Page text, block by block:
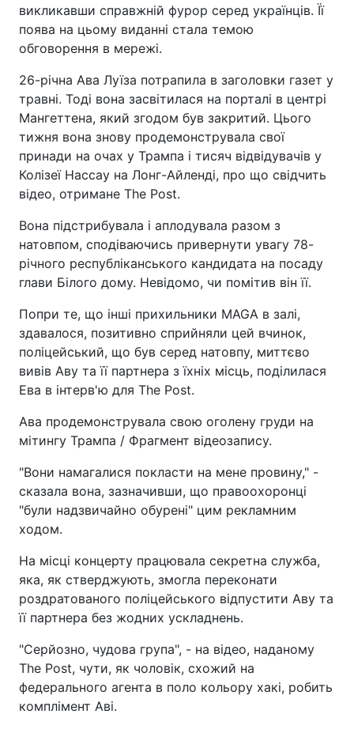
викликавши справжній фурор серед українців. Її
поява на цьому виданні стала темою
обговорення в мережі.
26-річна Ава Луїза потрапила в заголовки газет у
травні. Тоді вона засвітилася на порталі в центрі
Мангеттена, який згодом був закритий. Цього
тижня вона знову продемонструвала свої
принади на очах у Трампа і тисяч відвідувачів у
Колізеї Нассау на Лонг-Айленді, про що свідчить
відео, отримане The Post.
Вона підстрибувала і аплодувала разом з
натовпом, сподіваючись привернути увагу 78-
річного республіканського кандидата на посаду
глави Білого дому. Невідомо, чи помітив він її.
Попри те, що інші прихильники MAGA в залі,
здавалося, позитивно сприйняли цей вчинок,
поліцейський, що був серед натовпу, миттєво
вивів Аву та її партнера з їхніх місць, поділилася
Ева в інтерв'ю для The Post.
Ава продемонструвала свою оголену груди на
мітингу Трампа / Фрагмент відеозапису.
"Вони намагалися покласти на мене провину," -
сказала вона, зазначивши, що правоохоронці
"були надзвичайно обурені" цим рекламним
ходом.
На місці концерту працювала секретна служба,
яка, як стверджують, змогла переконати
роздратованого поліцейського відпустити Аву та
її партнера без жодних ускладнень.
"Серйозно, чудова група", - на відео, наданому
The Post, чути, як чоловік, схожий на
федерального агента в поло кольору хакі, робить
комплімент Аві.